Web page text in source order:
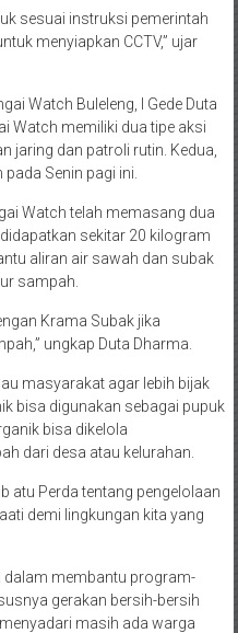
sesuai instruksi pemerintah
menyiapkan CCTV,” ujar
Watch Buleleng, I Gede Duta
Watch memiliki dua tipe aksi
jaring dan patroli rutin. Kedua,
Senin pagi ini.
Watch telah memasang dua
sekitar 20 kilogram
aliran air sawah dan subak
sampah.
Krama Subak jika
ungkap Duta Dharma.
masyarakat agar lebih bijak
bisa digunakan sebagai pupuk
bisa dikelola
dari desa atau kelurahan.
atu Perda tentang pengelolaan
demi lingkungan kita yang
dalam membantu program-
gerakan bersih-bersih
masih ada warga